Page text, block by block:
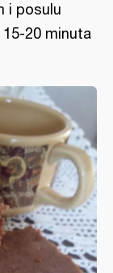
i posulu
20 minuta